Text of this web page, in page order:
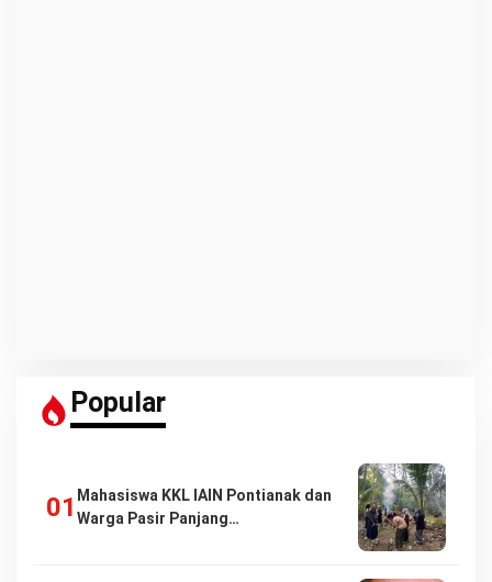
Popular
Mahasiswa KKL IAIN Pontianak dan
Warga Pasir Panjang…